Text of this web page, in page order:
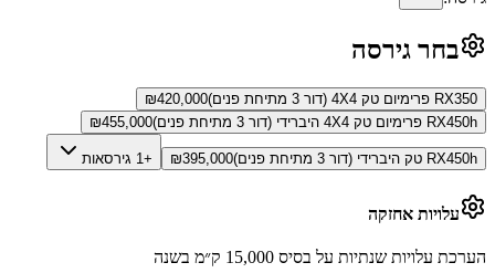
בחר גירסה
RX350 פרימיום טק 4X4 (דור 3 מתיחת פנים) ₪420,000
RX450h פרימיום טק 4X4 היברידי (דור 3 מתיחת פנים)
₪455,000
RX450h טק היברידי (דור 3 מתיחת פנים) ₪395,000 +1 גירסאות
עלויות אחזקה
הערכת עלויות שנתיות על בסיס 15,000 ק״מ בשנה